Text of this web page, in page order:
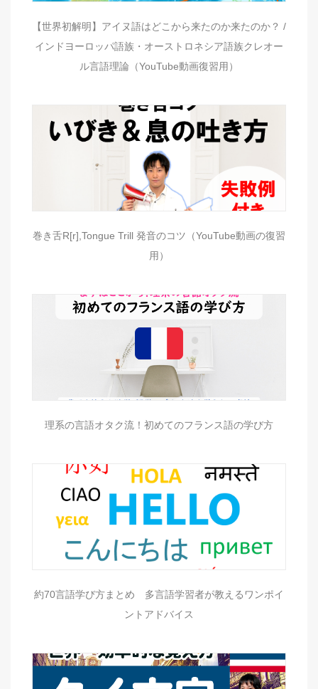
【世界初解明】アイヌ語はどこから来たのか来たのか？ /
インドヨーロッパ語族・オーストロネシア語族クレオー
ル言語理論（YouTube動画復習用）
巻き舌R[r],Tongue Trill 発音のコツ（YouTube動画の復習
用）
理系の言語オタク流！初めてのフランス語の学び方
約70言語学び方まとめ 多言語学習者が教えるワンポイ
ントアドバイス